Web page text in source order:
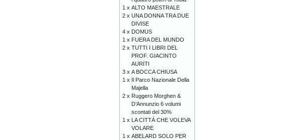
1 x ALTO MAESTRALE
2 x UNA DONNA TRA DUE
DIVISE
4 x DOMUS
1 x FUERA DEL MUNDO
2 x TUTTI I LIBRI DEL
PROF. GIACINTO
AURITI
3 x A BOCCA CHIUSA
1 x Il Parco Nazionale Della
Majella
2 x Ruggero Morghen &
D’Annunzio 6 volumi
scontati del 30%
1 x LA CITTÀ CHE VOLEVA
VOLARE
1 x ABELARD SOLO PER